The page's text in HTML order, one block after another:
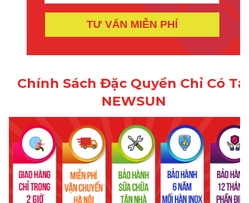
TƯ VẤN MIỄN PHÍ
Chính Sách Đặc Quyền Chỉ Có Tại
NEWSUN